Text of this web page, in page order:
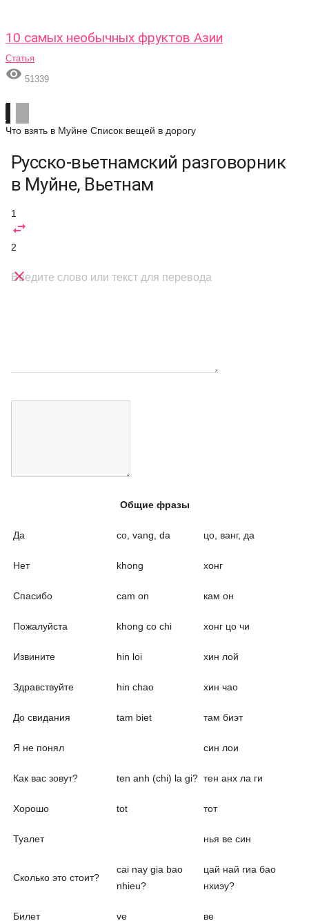
10 самых необычных фруктов Азии
Статья
 51339
Что взять в Муйне Список вещей в дорогу
Русско-вьетнамский разговорник
в Муйне, Вьетнам
1

2

Введите слово или текст для перевода
Общие фразы
Да co, vang, da цо, ванг, да
Нет khong хонг
Спасибо cam on кам он
Пожалуйста khong co chi хонг цо чи
Извините hin loi хин лой
Здравствуйте hin chao хин чао
До свидания tam biet там биэт
Я не понял син лои
Как вас зовут? ten anh (chi) la gi? тен анх ла ги
Хорошо tot тот
Туалет нья ве син
Сколько это стоит?
cai nay gia bao
nhieu?
цай най гиа бао
нхиэу?
Билет ve ве